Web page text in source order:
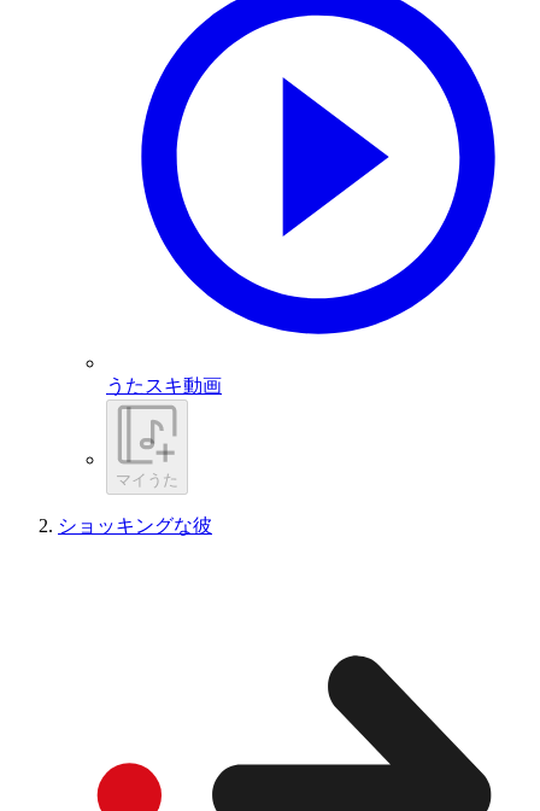
うたスキ動画
マイうた
ショッキングな彼